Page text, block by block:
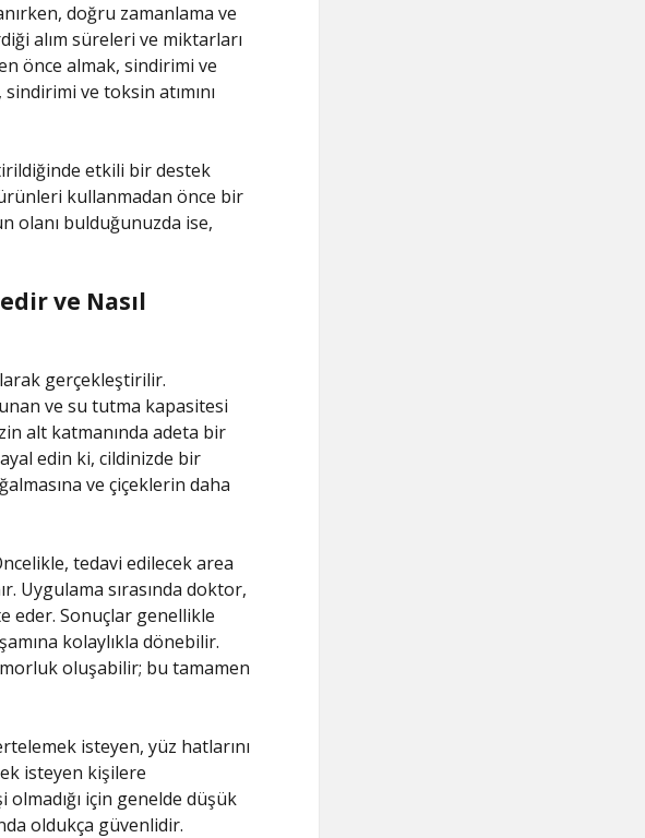
doğru zamanlama ve
alım süreleri ve miktarları
önce almak, sindirimi ve
ve toksin atımını
etkili bir destek
kullanmadan önce bir
olanı bulduğunuzda ise,
ve Nasıl
gerçekleştirilir.
ve su tutma kapasitesi
alt katmanında adeta bir
edin ki, cildinizde bir
ve çiçeklerin daha
tedavi edilecek area
Uygulama sırasında doktor,
eder. Sonuçlar genellikle
kolaylıkla dönebilir.
oluşabilir; bu tamamen
isteyen, yüz hatlarını
isteyen kişilere
için genelde düşük
oldukça güvenlidir.